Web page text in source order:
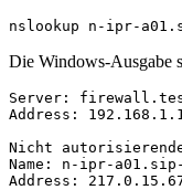
nslookup n-ipr-
Die Windows-Ausgabe
Server:
Address: 192.168.1.1
Nicht
Name: n-ipr-
Address: